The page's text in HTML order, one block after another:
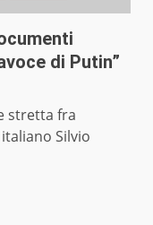
di Putin”
stretta fra
Silvio